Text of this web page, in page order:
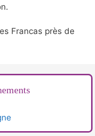
Francas près de